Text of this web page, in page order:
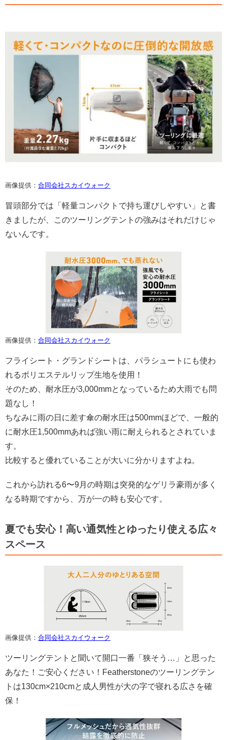
画像提供： 合同会社スカイウォーク
冒頭部分では「軽量コンパクトで持ち運びしやすい」と書
きましたが、このツーリングテントの強みはそれだけじゃ
ないんです。
画像提供： 合同会社スカイウォーク
フライシート・グランドシートは、パラシュートにも使わ
れるポリエステルリップ生地を使用！
そのため、耐水圧が3,000mmとなっているため大雨でも問
題なし！
ちなみに雨の日に差す傘の耐水圧は500mmほどで、一般的
に耐水圧1,500mmあれば強い雨に耐えられるとされていま
す。
比較すると優れていることが大いに分かりますよね。
これから訪れる6〜9月の時期は突発的なゲリラ豪雨が多く
なる時期ですから、万が一の時も安心です。
夏でも安心！高い通気性とゆったり使える広々
スペース
画像提供： 合同会社スカイウォーク
ツーリングテントと聞いて開口一番「狭そう…」と思った
あなた！ご安心ください！Featherstoneのツーリングテン
トは130cm×210cmと成人男性が大の字で寝れる広さを確
保！